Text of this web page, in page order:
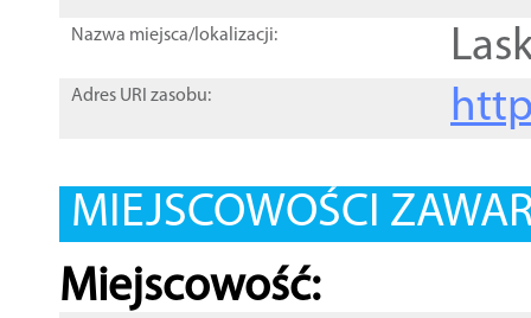
Nazwa miejsca/lokalizacji:
Adres URI zasobu:
MIEJSCOWOŚCI
Miejscowość: